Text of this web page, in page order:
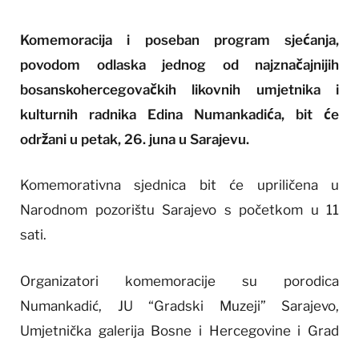
Komemoracija i poseban program sjećanja,
povodom odlaska jednog od najznačajnijih
bosanskohercegovačkih likovnih umjetnika i
kulturnih radnika Edina Numankadića, bit će
održani u petak, 26. juna u Sarajevu.
Komemorativna sjednica bit će upriličena u
Narodnom pozorištu Sarajevo s početkom u 11
sati.
Organizatori komemoracije su porodica
Numankadić, JU “Gradski Muzeji” Sarajevo,
Umjetnička galerija Bosne i Hercegovine i Grad